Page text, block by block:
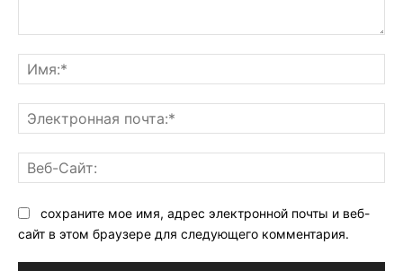
сохраните мое имя, адрес электронной почты и веб-
сайт в этом браузере для следующего комментария.